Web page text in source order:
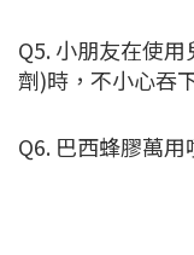
Q5. 小朋友在使
劑)時，不小心吞
Q6. 巴西蜂膠萬